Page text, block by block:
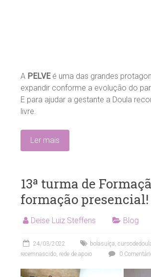
A PELVEé uma das grandes
expandir conforme a evolução do
E para ajudar a gestante a Doula
livre.
Ler mais
13ª turma de
formação presencial!
Deise Luiz Steffens Blog
24/03/2022 bolasuíça,
recemnascido, rede de apoio 0